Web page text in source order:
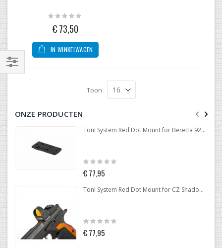
Rating:
0%
€ 73,50
IN WINKELWAGEN
Toon
Filteren
ONZE PRODUCTEN
Toni System Red Dot Mount for Beretta 92-96-98
Rating:
0%
€ 77,95
Toni System Red Dot Mount for CZ Shadow 2 Optic Ready
Rating:
0%
€ 77,95